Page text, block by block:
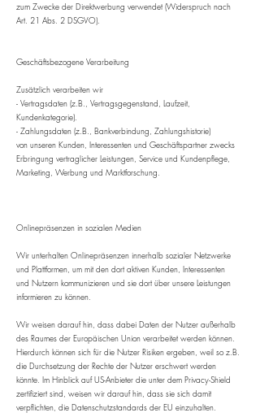
zum Zwecke der Direktwerbung verwendet (Widerspruch nach
Art. 21 Abs. 2 DSGVO).
Geschäftsbezogene Verarbeitung
Zusätzlich verarbeiten wir
- Vertragsdaten (z.B., Vertragsgegenstand, Laufzeit,
Kundenkategorie).
- Zahlungsdaten (z.B., Bankverbindung, Zahlungshistorie)
von unseren Kunden, Interessenten und Geschäftspartner zwecks
Erbringung vertraglicher Leistungen, Service und Kundenpflege,
Marketing, Werbung und Marktforschung.
Onlinepräsenzen in sozialen Medien
Wir unterhalten Onlinepräsenzen innerhalb sozialer Netzwerke
und Plattformen, um mit den dort aktiven Kunden, Interessenten
und Nutzern kommunizieren und sie dort über unsere Leistungen
informieren zu können.
Wir weisen darauf hin, dass dabei Daten der Nutzer außerhalb
des Raumes der Europäischen Union verarbeitet werden können.
Hierdurch können sich für die Nutzer Risiken ergeben, weil so z.B.
die Durchsetzung der Rechte der Nutzer erschwert werden
könnte. Im Hinblick auf US-Anbieter die unter dem Privacy-Shield
zertifiziert sind, weisen wir darauf hin, dass sie sich damit
verpflichten, die Datenschutzstandards der EU einzuhalten.